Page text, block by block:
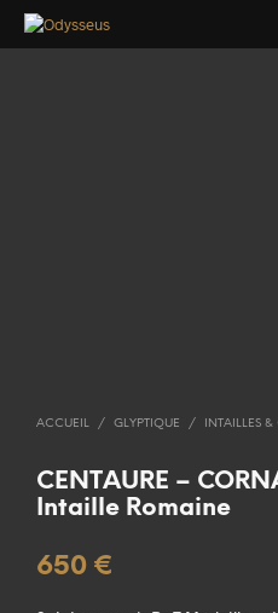
ACCUEIL / GLYPTIQUE / INTAILLES
CENTAURE –
Intaille Romaine
650 €